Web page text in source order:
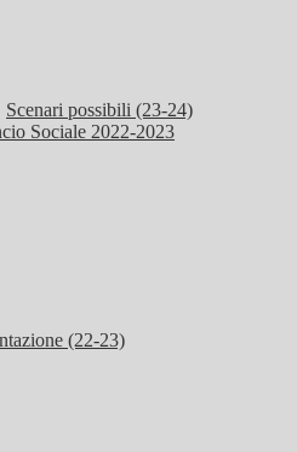
Scenari possibili (23-24)
Sociale 2022-2023
(22-23)